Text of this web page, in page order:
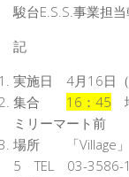
駿台E.S.S.事業担
記
実施日 4月16日
集合 16：45
ミリーマート前
場所 「Village
5 TEL 03-3586-